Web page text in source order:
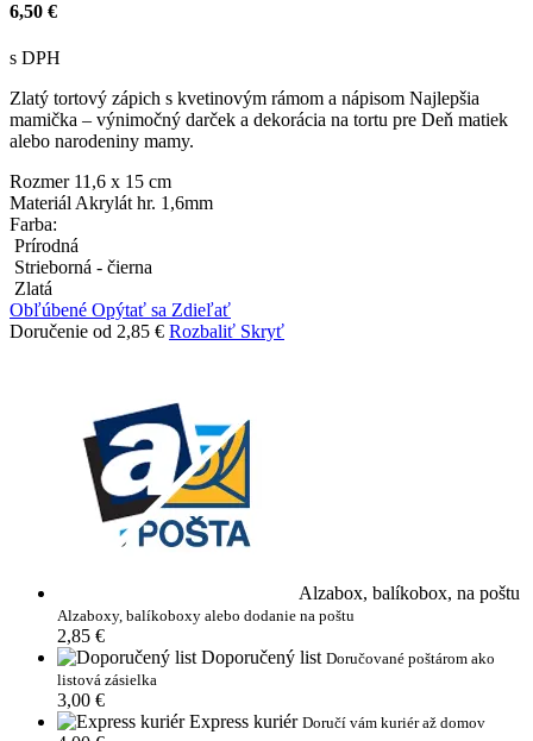
6,50 €
s DPH
Zlatý tortový zápich s kvetinovým rámom a nápisom Najlepšia
mamička – výnimočný darček a dekorácia na tortu pre Deň matiek
alebo narodeniny mamy.
Rozmer 11,6 x 15 cm
Materiál Akrylát hr. 1,6mm
Farba:
Prírodná
Strieborná - čierna
Zlatá
Obľúbené Opýtať sa Zdieľať
Doručenie od 2,85 € Rozbaliť Skryť
Alzabox, balíkobox, na poštu
Alzaboxy, balíkoboxy alebo dodanie na poštu
2,85 €
Doporučený list Doručované poštárom ako
listová zásielka
3,00 €
Express kuriér Doručí vám kuriér až domov